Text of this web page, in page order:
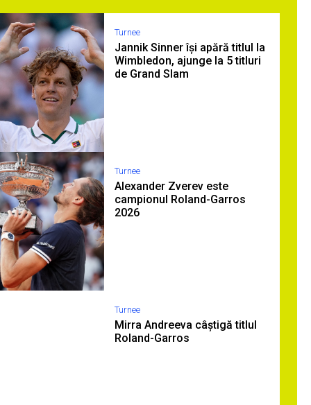
Turnee
Jannik Sinner își apără titlul la
Wimbledon, ajunge la 5 titluri
de Grand Slam
Turnee
Alexander Zverev este
campionul Roland-Garros
2026
Turnee
Mirra Andreeva câștigă titlul
Roland-Garros